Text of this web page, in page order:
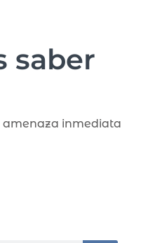
saber
amenaza inmediata